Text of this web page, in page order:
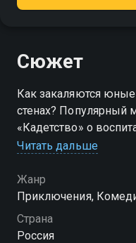
Сюжет
Как закаляются
стенах? Популярный
«Кадетство» о
Начинается новый
первый курс в
новичков очень
мэра города,
плохое поведение.
Читать дальше
Жанр
Приключения,
Страна
Россия